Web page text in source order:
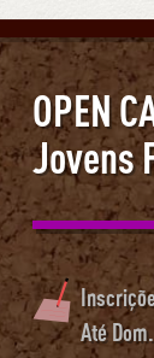
OPEN
Jovens
Até